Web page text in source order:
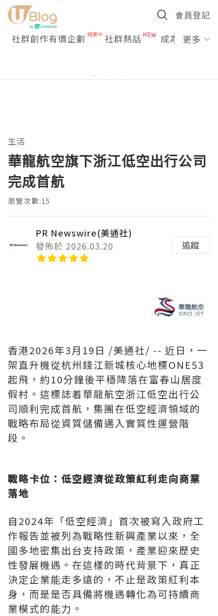
會員登記
社群創作有價企劃 社群熱話 成為U更多
生活
華龍航空旗下浙江低空出行公司
完成首航
瀏覽次數:15
PR Newswire(美通社)
發佈於 2026.03.20
追蹤
香港2026年3月19日 /美通社/ -- 近日，一
架直升機從杭州錢江新城核心地標ONE53
起飛，約10分鐘後平穩降落在富春山居度
假村。這標誌着華龍航空浙江低空出行公
司順利完成首航，集團在低空經濟領域的
戰略布局從資質儲備邁入實質性運營階
段。
戰略卡位：低空經濟從政策紅利走向商業
落地
自2024年「低空經濟」首次被寫入政府工
作報告並被列為戰略性新興產業以來，全
國多地密集出台支持政策，產業迎來歷史
性發展機遇。在這樣的時代背景下，真正
決定企業能走多遠的，不止是政策紅利本
身，而是是否具備將機遇轉化為可持續商
業模式的能力。